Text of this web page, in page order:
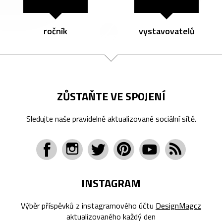
ročník vystavovatelů
ZŮSTAŇTE VE SPOJENÍ
Sledujte naše pravidelně aktualizované sociální sítě.
INSTAGRAM
Výběr příspěvků z instagramového účtu DesignMagcz
aktualizovaného každý den